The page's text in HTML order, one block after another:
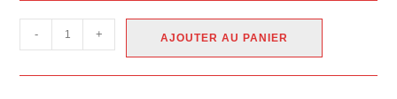
- + AJOUTER AU PANIER